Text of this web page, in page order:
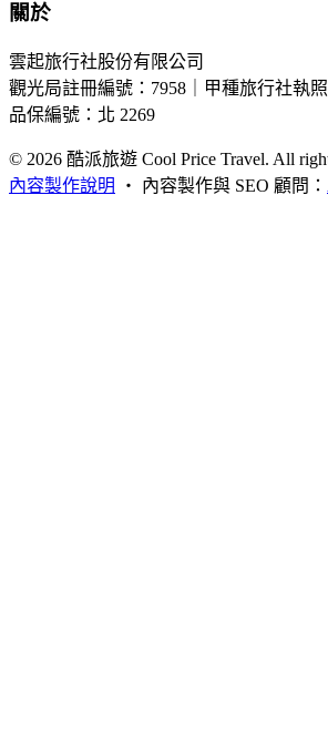
關於
雲起旅行社股份有限公司
觀光局註冊編號：7958｜甲種旅行社執照
品保編號：北 2269
© 2026 酷派旅遊 Cool Price Travel. All
內容製作說明
・ 內容製作與 SEO 顧問：